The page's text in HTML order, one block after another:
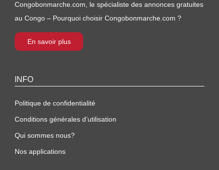
Congobonmarche.com, le spécialiste des annonces gratuites
au Congo – Pourquoi choisir Congobonmarche.com ?
En savoir plus
INFO
Politique de confidentialité
Conditions générales d’utilisation
Qui sommes nous?
Nos applications